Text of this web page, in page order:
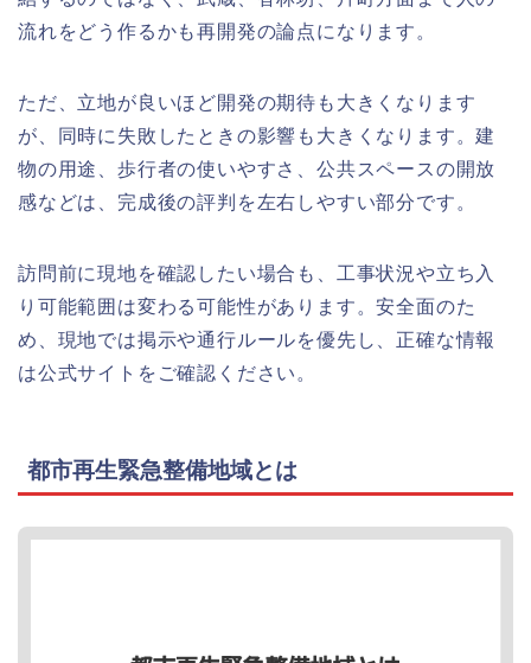
流れをどう作るかも再開発の論点になります。
ただ、立地が良いほど開発の期待も大きくなります
が、同時に失敗したときの影響も大きくなります。建
物の用途、歩行者の使いやすさ、公共スペースの開放
感などは、完成後の評判を左右しやすい部分です。
訪問前に現地を確認したい場合も、工事状況や立ち入
り可能範囲は変わる可能性があります。安全面のた
め、現地では掲示や通行ルールを優先し、正確な情報
は公式サイトをご確認ください。
都市再生緊急整備地域とは